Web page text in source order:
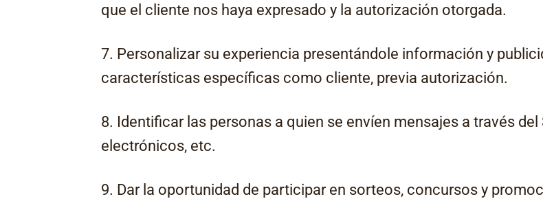
que el cliente nos haya expresado y la autorización otorgada.
7. Personalizar su experiencia presentándole información y
características específicas como cliente, previa autorización.
8. Identificar las personas a quien se envíen mensajes a través
electrónicos, etc.
9. Dar la oportunidad de participar en sorteos, concursos y